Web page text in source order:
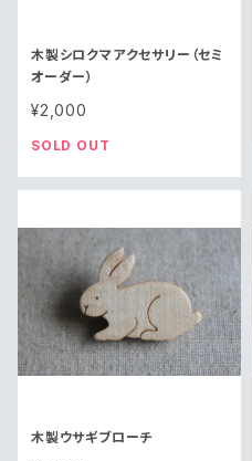
木製シロクマアクセサリー（セミ
オーダー）
¥2,000
SOLD OUT
木製ウサギブローチ